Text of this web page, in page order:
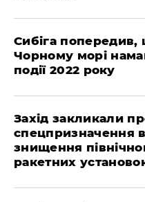
Сибіга попередив,
Чорному морі
події 2022 року
​Захід закликали
спецпризначення
знищення
ракетних